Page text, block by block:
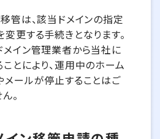
管は、該当ドメインの指定
更する手続きとなります。
メイン管理業者から当社に
とにより、運用中のホーム
メールが停止することはご
。